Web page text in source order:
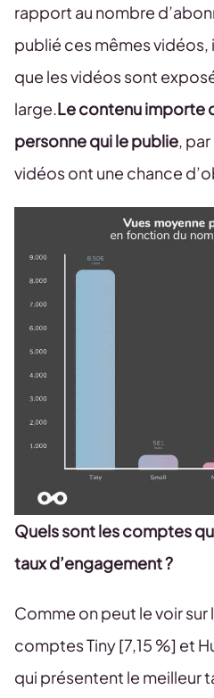
rapport au nombre
publié ces mêmes
que les vidéos sont
large. Le contenu importe
personne qui le publie ,
vidéos ont une chance
Quels sont les comptes
taux d’engagement ?
Comme on peut le voir sur
comptes Tiny [7,15 %] et
qui présentent le meilleur